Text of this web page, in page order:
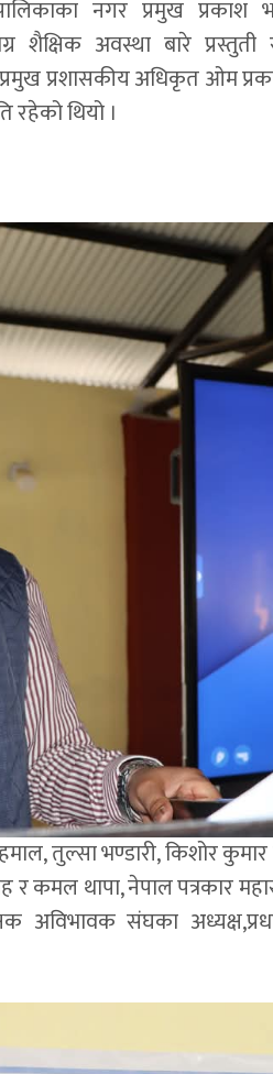
नगर प्रमुख प्रकाश
शैक्षिक अवस्था बारे प्रस्तुती
प्रशासकीय अधिकृत ओम
रहेको थियो ।
तुल्सा भण्डारी, किशोर
र कमल थापा, नेपाल पत्रकार
अविभावक संघका